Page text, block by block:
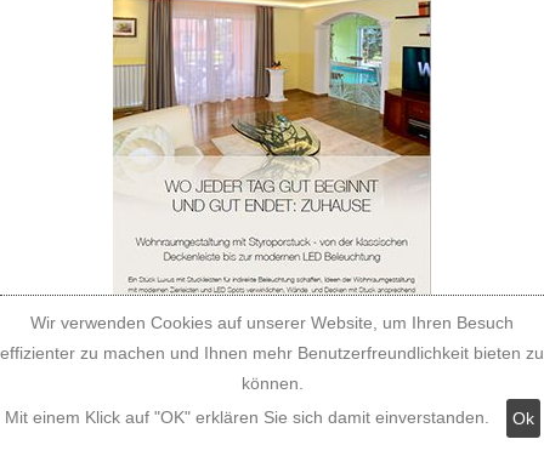
Wir verwenden Cookies auf unserer Website, um Ihren Besuch
effizienter zu machen und Ihnen mehr Benutzerfreundlichkeit bieten zu
können.
Mit einem Klick auf "OK" erklären Sie sich damit einverstanden.
Ok